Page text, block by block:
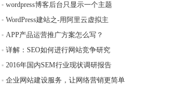
wordpress博客后台只显示一个主题
WordPress建站之-用阿里云虚拟主
APP产品运营推广方案怎么写？
详解：SEO如何进行网站竞争研究
2016年国内SEM行业现状调研报告
企业网站建设服务，让网络营销更简单